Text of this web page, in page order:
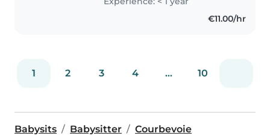
€11.00/hr
1 2 3 4 ... 10
Babysits Babysitter Courbevoie